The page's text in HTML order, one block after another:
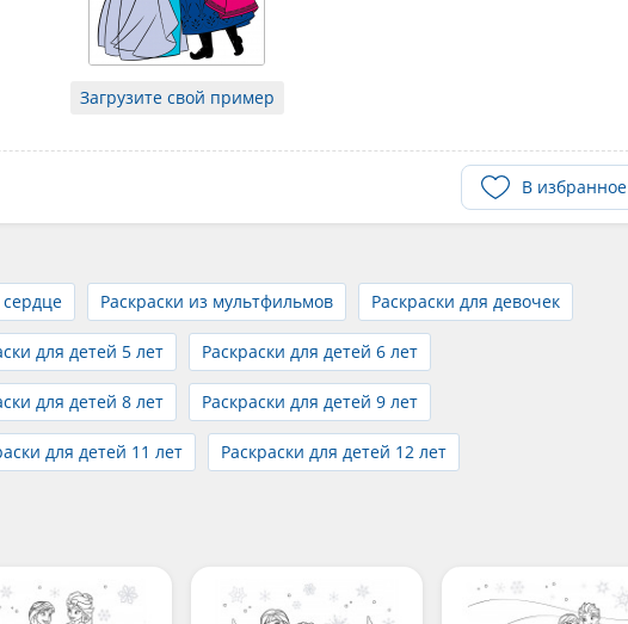
Загрузите свой пример
В избранное
Раскраски из мультфильмов Раскраски для девочек
для детей 5 лет Раскраски для детей 6 лет
для детей 8 лет Раскраски для детей 9 лет
для детей 11 лет Раскраски для детей 12 лет